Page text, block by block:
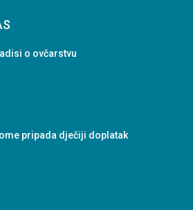
o ovčarstvu
pripada dječiji doplatak